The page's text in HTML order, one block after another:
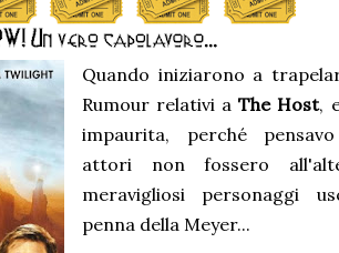
Quando iniziarono a
Rumour relativi a The Host,
impaurita, perché
attori non fossero
meravigliosi personaggi
penna della Meyer...